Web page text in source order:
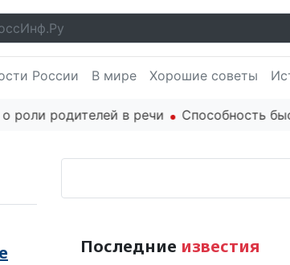
России В мире Хорошие советы
родителей в речи Способность
Последние известия